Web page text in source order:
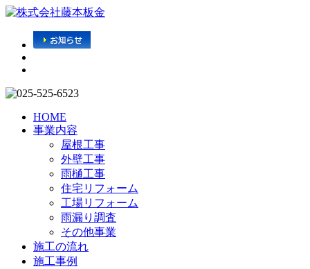
HOME
事業内容
屋根工事
外壁工事
雨樋工事
住宅リフォーム
工場リフォーム
雨漏り調査
その他事業
施工の流れ
施工事例